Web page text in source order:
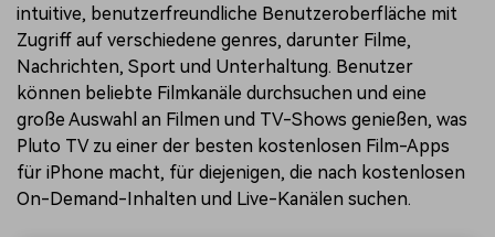
intuitive, benutzerfreundliche Benutzeroberfläche mit
Zugriff auf verschiedene genres, darunter Filme,
Nachrichten, Sport und Unterhaltung. Benutzer
können beliebte Filmkanäle durchsuchen und eine
große Auswahl an Filmen und TV-Shows genießen, was
Pluto TV zu einer der besten kostenlosen Film-Apps
für iPhone macht, für diejenigen, die nach kostenlosen
On-Demand-Inhalten und Live-Kanälen suchen.